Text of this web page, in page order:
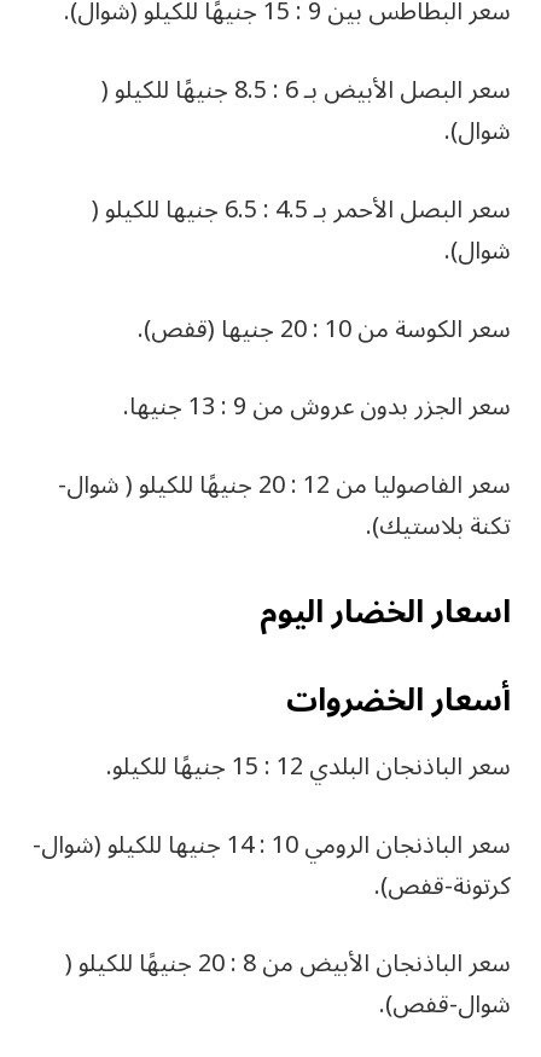
سعر البطاطس بين 9 : 15 جنيهًا للكيلو (شوال).
سعر البصل الأبيض بـ 6 : 8.5 جنيهًا للكيلو (
شوال).
سعر البصل الأحمر بـ 4.5 : 6.5 جنيها للكيلو (
شوال).
سعر الكوسة من 10 : 20 جنيها (قفص).
سعر الجزر بدون عروش من 9 : 13 جنيها.
سعر الفاصوليا من 12 : 20 جنيهًا للكيلو ( شوال-
تكنة بلاستيك).
اسعار الخضار اليوم
أسعار الخضروات
سعر الباذنجان البلدي 12 : 15 جنيهًا للكيلو.
سعر الباذنجان الرومي 10 : 14 جنيها للكيلو (شوال-
كرتونة-قفص).
سعر الباذنجان الأبيض من 8 : 20 جنيهًا للكيلو (
شوال-قفص).